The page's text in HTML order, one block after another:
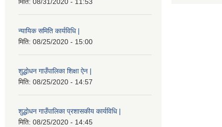
न्यायिक समिति कार्यविधि |
मिति: 08/25/2020 - 15:00
शुद्धोधन गाउँपालिका शिक्षा ऐन |
मिति: 08/25/2020 - 14:57
शुद्धोधन गाउँपालिका प्रशासकीय कार्यविधि |
मिति: 08/25/2020 - 14:45